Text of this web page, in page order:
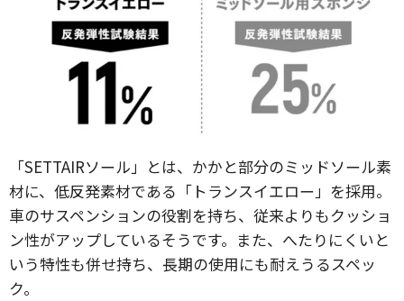
「SETTAIRソール」とは、かかと部分のミッドソール素
材に、低反発素材である「トランスイエロー」を採用。
車のサスペンションの役割を持ち、従来よりもクッショ
ン性がアップしているそうです。また、へたりにくいと
いう特性も併せ持ち、長期の使用にも耐えうるスペッ
ク。